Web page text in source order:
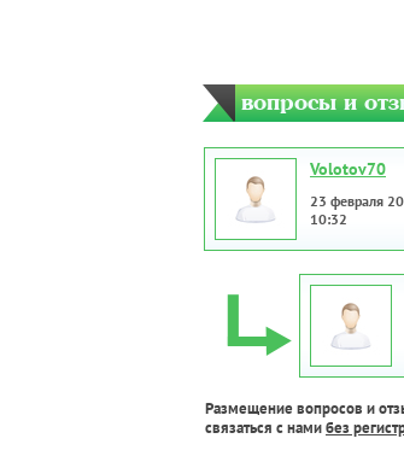
вопросы и
Volotov70
23 февраля
10:32
Размещение вопросов и
связаться с намибез